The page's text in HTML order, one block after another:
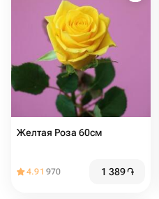
Желтая Роза 60см
4.91 970 1 389֏